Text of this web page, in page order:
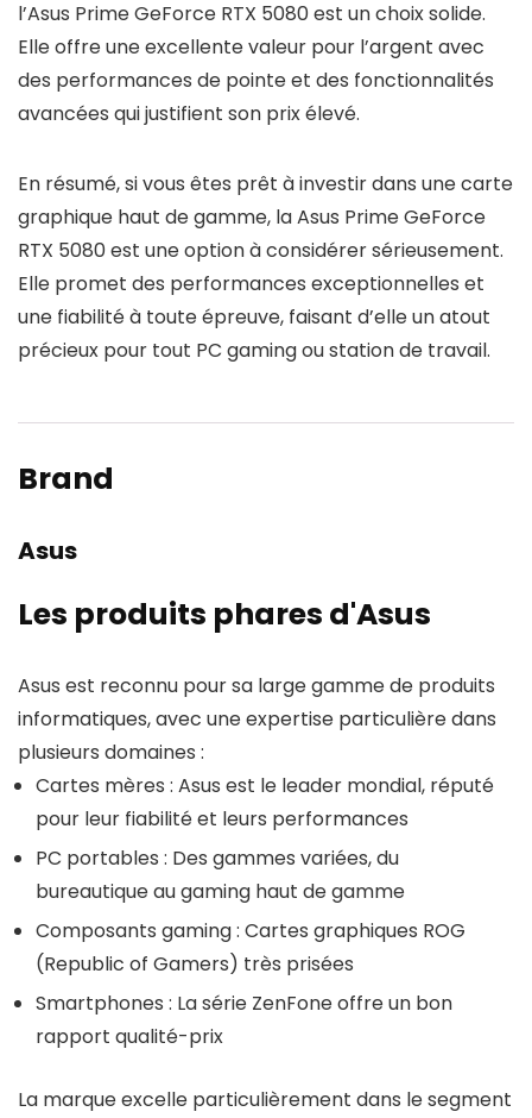
l’Asus Prime GeForce RTX 5080 est un choix solide.
Elle offre une excellente valeur pour l’argent avec
des performances de pointe et des fonctionnalités
avancées qui justifient son prix élevé.
En résumé, si vous êtes prêt à investir dans une carte
graphique haut de gamme, la Asus Prime GeForce
RTX 5080 est une option à considérer sérieusement.
Elle promet des performances exceptionnelles et
une fiabilité à toute épreuve, faisant d’elle un atout
précieux pour tout PC gaming ou station de travail.
Brand
Asus
Les produits phares d'Asus
Asus est reconnu pour sa large gamme de produits
informatiques, avec une expertise particulière dans
plusieurs domaines :
Cartes mères : Asus est le leader mondial, réputé
pour leur fiabilité et leurs performances
PC portables : Des gammes variées, du
bureautique au gaming haut de gamme
Composants gaming : Cartes graphiques ROG
(Republic of Gamers) très prisées
Smartphones : La série ZenFone offre un bon
rapport qualité-prix
La marque excelle particulièrement dans le segment